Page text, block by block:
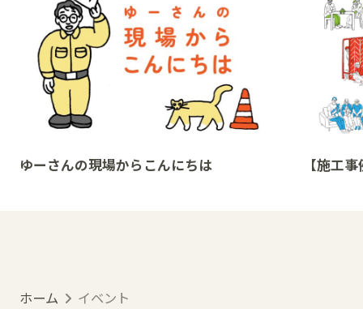
ゆーさんの現場からこんにちは 【施工
ホーム イベント